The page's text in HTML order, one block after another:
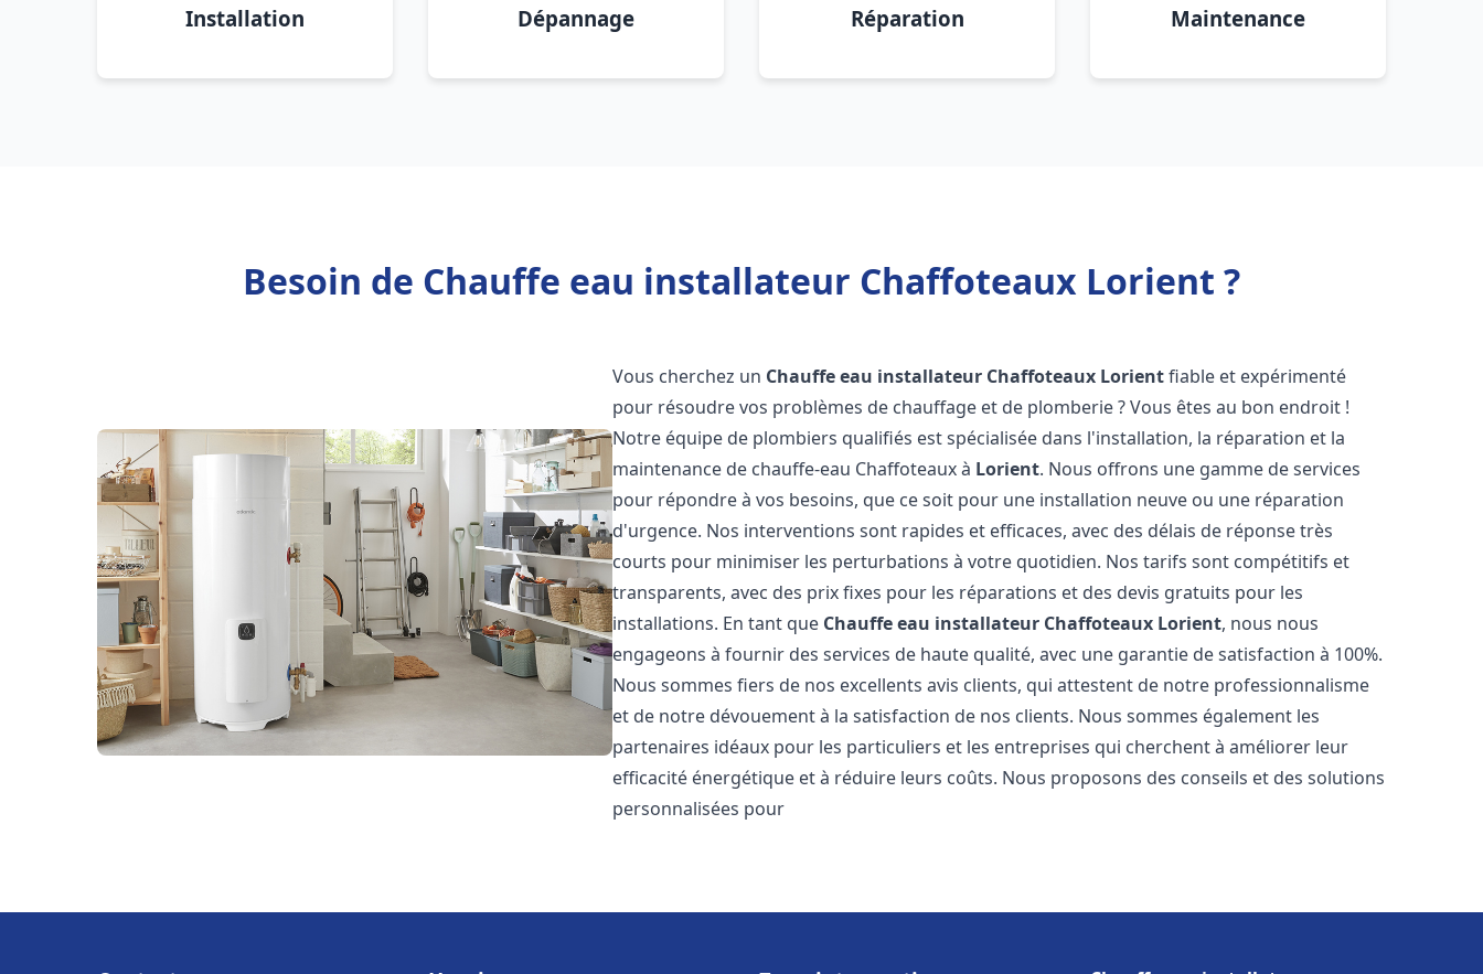
Installation Dépannage Réparation Maintenance
Besoin de Chauffe eau installateur Chaffoteaux Lorient ?
Vous cherchez un Chauffe eau installateur Chaffoteaux Lorientfiable et expérimenté
pour résoudre vos problèmes de chauffage et de plomberie ? Vous êtes au bon endroit !
Notre équipe de plombiers qualifiés est spécialisée dans l'installation, la réparation et la
maintenance de chauffe-eau Chaffoteaux à Lorient. Nous offrons une gamme de services
pour répondre à vos besoins, que ce soit pour une installation neuve ou une réparation
d'urgence. Nos interventions sont rapides et efficaces, avec des délais de réponse très
courts pour minimiser les perturbations à votre quotidien. Nos tarifs sont compétitifs et
transparents, avec des prix fixes pour les réparations et des devis gratuits pour les
installations. En tant que Chauffe eau installateur Chaffoteaux Lorient, nous nous
engageons à fournir des services de haute qualité, avec une garantie de satisfaction à 100%.
Nous sommes fiers de nos excellents avis clients, qui attestent de notre professionnalisme
et de notre dévouement à la satisfaction de nos clients. Nous sommes également les
partenaires idéaux pour les particuliers et les entreprises qui cherchent à améliorer leur
efficacité énergétique et à réduire leurs coûts. Nous proposons des conseils et des solutions
personnalisées pour